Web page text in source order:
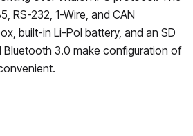
RS-232, 1-Wire, and CAN
built-in Li-Pol battery, and an SD
Bluetooth 3.0 make configuration of